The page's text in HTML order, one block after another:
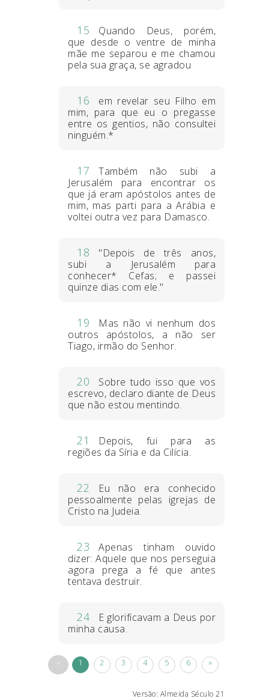
15
Quando Deus, porém,
que desde o ventre de minha
mãe me separou e me chamou
pela sua graça, se agradou
16
em revelar seu Filho em
mim, para que eu o pregasse
entre os gentios, não consultei
ninguém.*
17
Também não subi a
Jerusalém para encontrar os
que já eram apóstolos antes de
mim, mas parti para a Arábia e
voltei outra vez para Damasco.
18
"Depois de três anos,
subi a Jerusalém para
conhecer* Cefas; e passei
quinze dias com ele."
19
Mas não vi nenhum dos
outros apóstolos, a não ser
Tiago, irmão do Senhor.
20
Sobre tudo isso que vos
escrevo, declaro diante de Deus
que não estou mentindo.
21
Depois, fui para as
regiões da Síria e da Cilícia.
22
Eu não era conhecido
pessoalmente pelas igrejas de
Cristo na Judeia.
23
Apenas tinham ouvido
dizer: Aquele que nos perseguia
agora prega a fé que antes
tentava destruir.
24
E glorificavam a Deus por
minha causa.
« 1 2 3 4 5 6 »
Versão: Almeida Século 21